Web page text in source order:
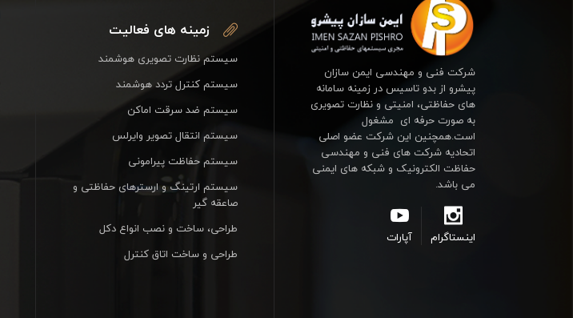
زمینه های فعالیت
سیستم نظارت تصویری هوشمند
سیستم کنترل تردد هوشمند
سیستم ضد سرقت اماکن
سیستم انتقال تصویر وایرلس
سیستم حفاظت پیرامونی
سیستم ارتینگ و ارسترهای حفاظتی و
صاعقه گیر
طراحی، ساخت و نصب انواع دکل
طراحی و ساخت اتاق کنترل
شرکت فنی و مهندسی ایمن سازان
پیشرو از بدو تاسیس در زمینه سامانه
های حفاظتی، امنیتی و نظارت تصویری
به صورت حرفه ای مشغول
است.همچنین این شرکت عضو اصلی
اتحادیه شرکت های فنی و مهندسی
حفاظت الکترونیک و شبکه های ایمنی
می باشد.
اینستاگرام آپارات